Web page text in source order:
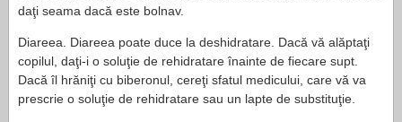
daţi seama dacă este bolnav.
Diareea. Diareea poate duce la deshidratare. Dacă vă alăp­taţi
copilul, daţi-i o soluţie de rehidratare înainte de fiecare supt.
Dacă îl hrăniţi cu bibe­ronul, cereţi sfatul medicu­lui, care vă va
prescrie o solu­ţie de rehidratare sau un lapte de substituţie.